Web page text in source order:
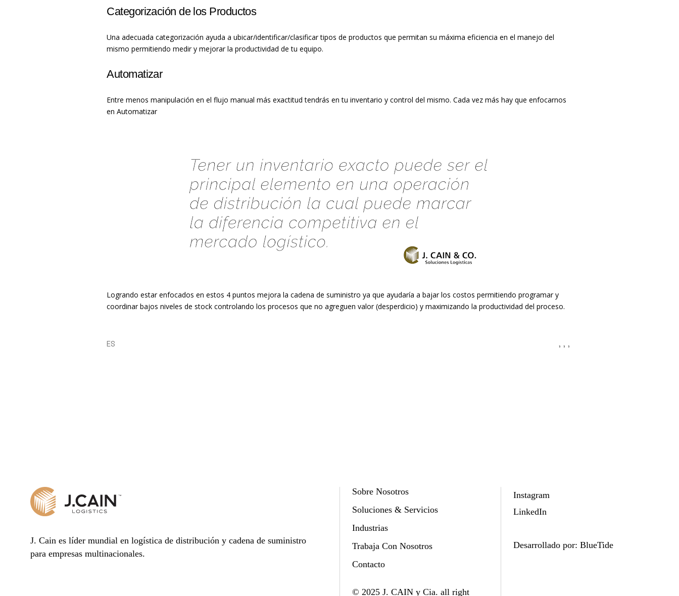
Categorización de los Productos
Una adecuada categorización ayuda a ubicar/identificar/clasificar tipos de productos que permitan su máxima eficiencia en el manejo del
mismo permitiendo medir y mejorar la productividad de tu equipo.
Automatizar
Entre menos manipulación en el flujo manual más exactitud tendrás en tu inventario y control del mismo. Cada vez más hay que enfocarnos
en Automatizar
Logrando estar enfocados en estos 4 puntos mejora la cadena de suministro ya que ayudaría a bajar los costos permitiendo programar y
coordinar bajos niveles de stock controlando los procesos que no agreguen valor (desperdicio) y maximizando la productividad del proceso.
ES
J. Cain es líder mundial en logística de distribución y cadena de suministro
para empresas multinacionales.
Sobre Nosotros
Soluciones & Servicios
Industrias
Trabaja Con Nosotros
Contacto
© 2025 J. CAIN y Cia. all right
Instagram
LinkedIn
Desarrollado por: BlueTide